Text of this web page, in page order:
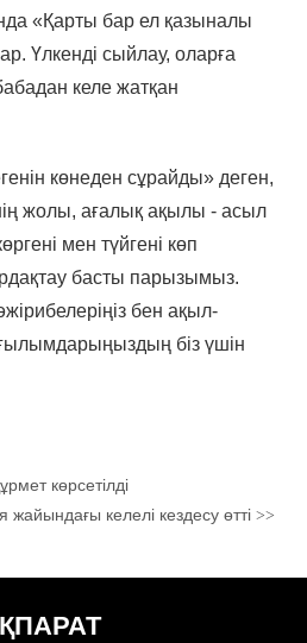
«Қарты бар ел қазыналы
Үлкенді сыйлау, оларға
келе жатқан
көнеден сұрайды» деген,
жолы, ағалық ақылы - асыл
мен түйгені көп
басты парызымыз.
бен ақыл-
біз үшін
көрсетілді
жайындағы келелі кездесу өтті>>